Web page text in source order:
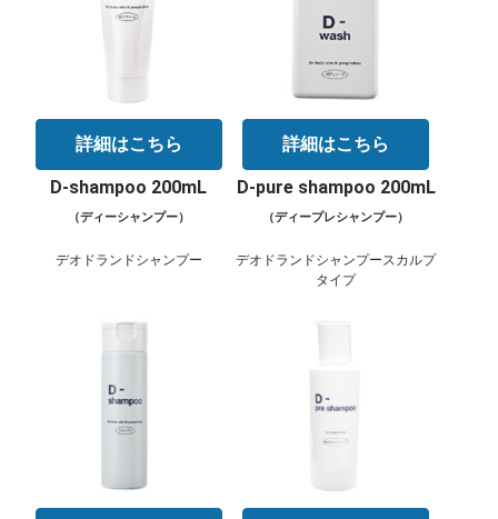
詳細はこちら 詳細はこちら
D-shampoo 200mL
（ディーシャンプー）
デオドランドシャンプー
D-pure shampoo 200mL
（ディープレシャンプー）
デオドランドシャンプースカルプ
タイプ